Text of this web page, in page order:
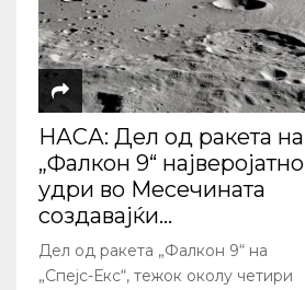
НАСА: Дел од ракета на
„Фалкон 9“ најверојатно
удри во Месечината
создавајќи...
Дел од ракета „Фалкон 9“ на
„Спејс-Екс“, тежок околу четири